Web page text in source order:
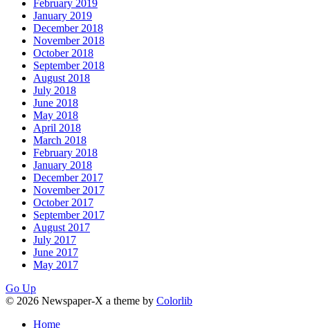
February 2019
January 2019
December 2018
November 2018
October 2018
September 2018
August 2018
July 2018
June 2018
May 2018
April 2018
March 2018
February 2018
January 2018
December 2017
November 2017
October 2017
September 2017
August 2017
July 2017
June 2017
May 2017
Go Up
© 2026 Newspaper-X a theme by Colorlib
Home